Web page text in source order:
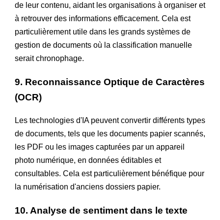
de leur contenu, aidant les organisations à organiser et
à retrouver des informations efficacement. Cela est
particulièrement utile dans les grands systèmes de
gestion de documents où la classification manuelle
serait chronophage.
9. Reconnaissance Optique de Caractères
(OCR)
Les technologies d'IA peuvent convertir différents types
de documents, tels que les documents papier scannés,
les PDF ou les images capturées par un appareil
photo numérique, en données éditables et
consultables. Cela est particulièrement bénéfique pour
la numérisation d'anciens dossiers papier.
10. Analyse de sentiment dans le texte